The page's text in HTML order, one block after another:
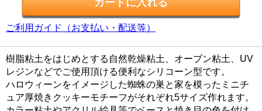
ご利用ガイド（お支払い・配送等）
樹脂粘土をはじめとする自然乾燥粘土、オーブン粘土、UV
レジンなどでご使用頂ける便利なシリコーン型です。
ハロウィーンをイメージした蜘蛛の巣と家を模ったミニチ
ュア厚焼きクッキーモチーフがそれぞれ5サイズ作れます。